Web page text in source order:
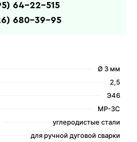
Ø 3 мм
2,5
Э46
МР-3С
углеродистые стали
для ручной дуговой сварки
64-22-515
680-39-95